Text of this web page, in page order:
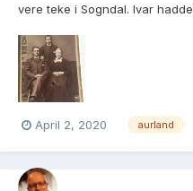
vere teke i Sogndal. Ivar
som er avbilda. Lurer på kven
portrettet.
April 2, 2020 aurland